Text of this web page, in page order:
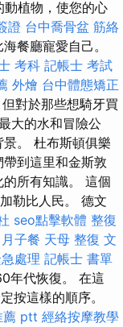
動植物，使您的心
證 台中喬骨盆 筋絡
餐廳寵愛自己。
考科 記帳士 考試
外燴 台中體態矯正
對於那些想騎牙買
大的水和冒險公​​
。 杜布斯頓俱樂
到這里和金斯敦
所有知識。 這個
勒比人民。 德文
seo點擊軟體 整復
月子餐 天母 整復 文
處理 記帳士 書單
年代恢復。 在這
按這樣的順序。
薦 ptt 經絡按摩教學